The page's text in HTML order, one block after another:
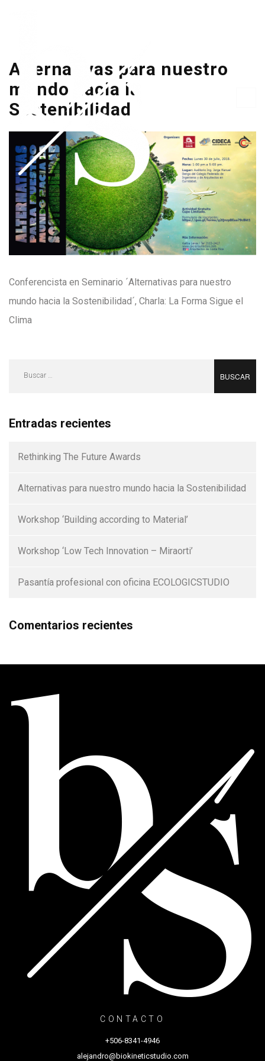
Alternativas para nuestro
mundo hacia la
Sostenibilidad
Conferencista en Seminario ´Alternativas para nuestro
mundo hacia la Sostenibilidad´, Charla: La Forma Sigue el
Clima
Entradas recientes
Rethinking The Future Awards
Alternativas para nuestro mundo hacia la Sostenibilidad
Workshop ‘Building according to Material’
Workshop ‘Low Tech Innovation – Miraorti’
Pasantía profesional con oficina ECOLOGICSTUDIO
Comentarios recientes
CONTACTO
+506-8341-4946
alejandro@biokineticstudio.com